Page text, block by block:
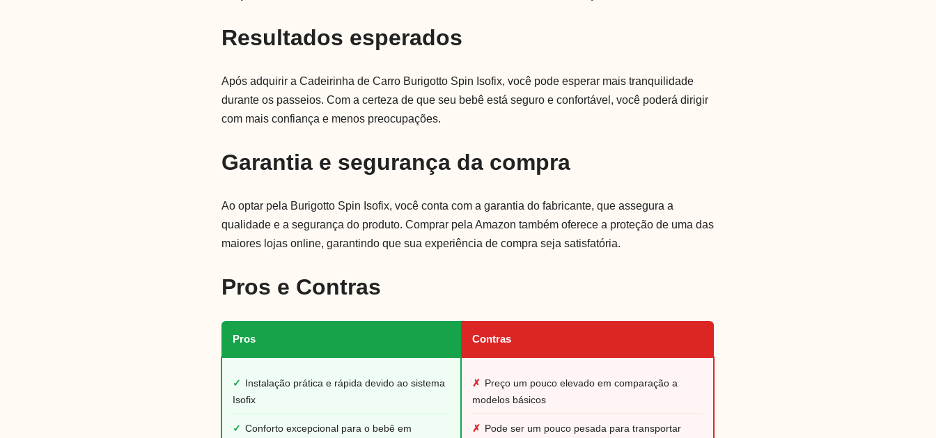
Resultados esperados
Após adquirir a Cadeirinha de Carro Burigotto Spin Isofix, você pode esperar mais tranquilidade
durante os passeios. Com a certeza de que seu bebê está seguro e confortável, você poderá dirigir
com mais confiança e menos preocupações.
Garantia e segurança da compra
Ao optar pela Burigotto Spin Isofix, você conta com a garantia do fabricante, que assegura a
qualidade e a segurança do produto. Comprar pela Amazon também oferece a proteção de uma das
maiores lojas online, garantindo que sua experiência de compra seja satisfatória.
Pros e Contras
Pros Contras
✓ Instalação prática e rápida devido ao sistema
Isofix
✓ Conforto excepcional para o bebê em
✗ Preço um pouco elevado em comparação a
modelos básicos
✗ Pode ser um pouco pesada para transportar